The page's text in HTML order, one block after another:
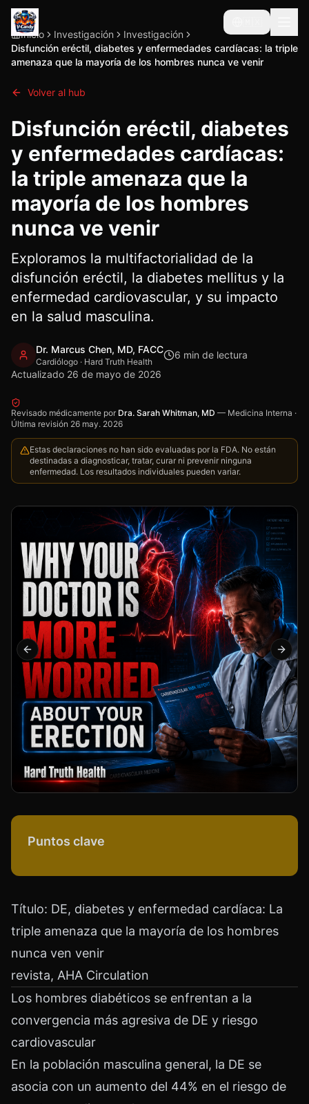
Inicio
Investigación
Investigación
Disfunción eréctil, diabetes y enfermedades cardíacas: la triple
amenaza que la mayoría de los hombres nunca ve venir
Volver al hub
Disfunción eréctil, diabetes
y enfermedades cardíacas:
la triple amenaza que la
mayoría de los hombres
nunca ve venir
Exploramos la multifactorialidad de la
disfunción eréctil, la diabetes mellitus y la
enfermedad cardiovascular, y su impacto
en la salud masculina.
Dr. Marcus Chen, MD, FACC
Cardiólogo · Hard Truth Health
6 min de lectura
Actualizado 26 de mayo de 2026
Revisado médicamente por Dra. Sarah Whitman, MD — Medicina Interna ·
Última revisión 26 may. 2026
Estas declaraciones no han sido evaluadas por la FDA. No están
destinadas a diagnosticar, tratar, curar ni prevenir ninguna
enfermedad. Los resultados individuales pueden variar.
Previous slide Next
Puntos clave
Título: DE, diabetes y enfermedad cardíaca: La
triple amenaza que la mayoría de los hombres
nunca ven venir
revista, AHA Circulation
Los hombres diabéticos se enfrentan a la
convergencia más agresiva de DE y riesgo
cardiovascular
En la población masculina general, la DE se
asocia con un aumento del 44% en el riesgo de